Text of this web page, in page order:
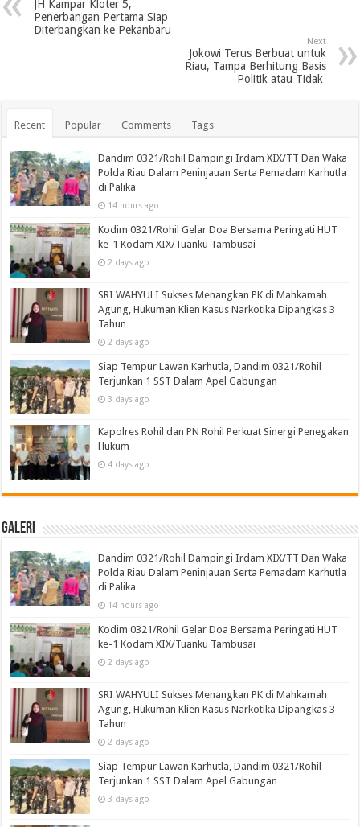
JH Kampar Kloter 5,
Penerbangan Pertama Siap
Diterbangkan ke Pekanbaru
Next
Jokowi Terus Berbuat untuk
Riau, Tampa Berhitung Basis
Politik atau Tidak
Recent Popular Comments Tags
Dandim 0321/Rohil Dampingi Irdam XIX/TT Dan Waka
Polda Riau Dalam Peninjauan Serta Pemadam Karhutla
di Palika
14 hours ago
Kodim 0321/Rohil Gelar Doa Bersama Peringati HUT
ke-1 Kodam XIX/Tuanku Tambusai
2 days ago
SRI WAHYULI Sukses Menangkan PK di Mahkamah
Agung, Hukuman Klien Kasus Narkotika Dipangkas 3
Tahun
2 days ago
Siap Tempur Lawan Karhutla, Dandim 0321/Rohil
Terjunkan 1 SST Dalam Apel Gabungan
3 days ago
Kapolres Rohil dan PN Rohil Perkuat Sinergi Penegakan
Hukum
4 days ago
Galeri
Dandim 0321/Rohil Dampingi Irdam XIX/TT Dan Waka
Polda Riau Dalam Peninjauan Serta Pemadam Karhutla
di Palika
14 hours ago
Kodim 0321/Rohil Gelar Doa Bersama Peringati HUT
ke-1 Kodam XIX/Tuanku Tambusai
2 days ago
SRI WAHYULI Sukses Menangkan PK di Mahkamah
Agung, Hukuman Klien Kasus Narkotika Dipangkas 3
Tahun
2 days ago
Siap Tempur Lawan Karhutla, Dandim 0321/Rohil
Terjunkan 1 SST Dalam Apel Gabungan
3 days ago